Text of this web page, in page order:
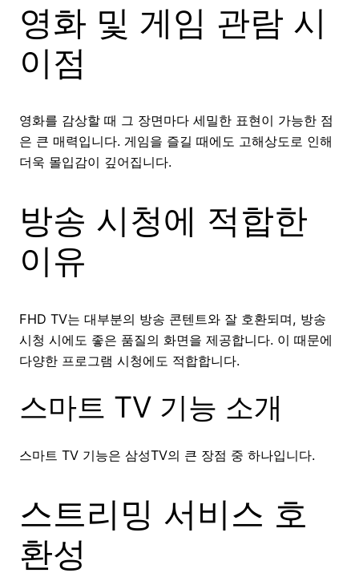
영화 및 게임 관람 시
이점
영화를 감상할 때 그 장면마다 세밀한 표현이 가능한 점
은 큰 매력입니다. 게임을 즐길 때에도 고해상도로 인해
더욱 몰입감이 깊어집니다.
방송 시청에 적합한
이유
FHD TV는 대부분의 방송 콘텐트와 잘 호환되며, 방송
시청 시에도 좋은 품질의 화면을 제공합니다. 이 때문에
다양한 프로그램 시청에도 적합합니다.
스마트 TV 기능 소개
스마트 TV 기능은 삼성TV의 큰 장점 중 하나입니다.
스트리밍 서비스 호
환성